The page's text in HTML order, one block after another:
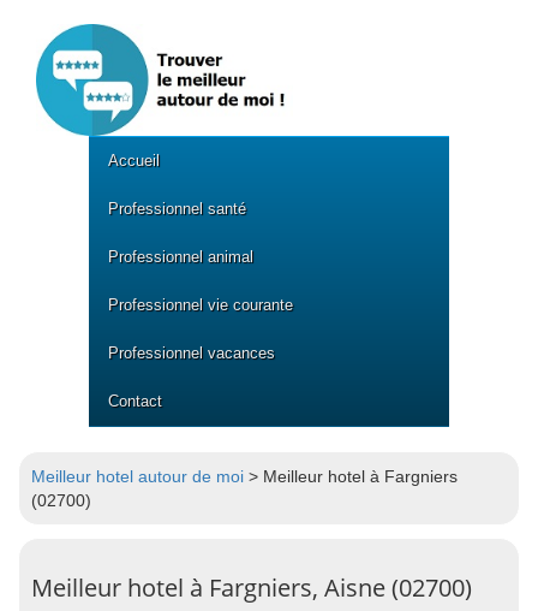
Accueil
Professionnel santé
Professionnel animal
Professionnel vie courante
Professionnel vacances
Contact
Meilleur hotel autour de moi > Meilleur hotel à Fargniers
(02700)
Meilleur hotel à Fargniers, Aisne (02700)